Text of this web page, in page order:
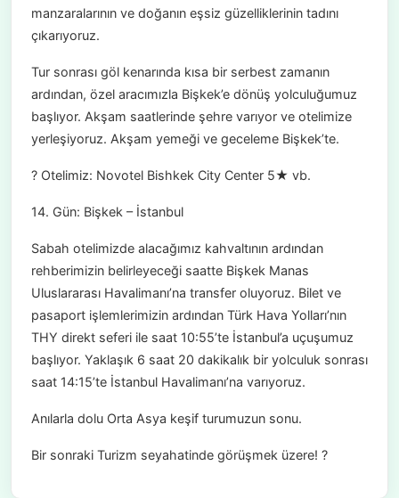
manzaralarının ve doğanın eşsiz güzelliklerinin tadını
çıkarıyoruz.
Tur sonrası göl kenarında kısa bir serbest zamanın
ardından, özel aracımızla Bişkek’e dönüş yolculuğumuz
başlıyor. Akşam saatlerinde şehre varıyor ve otelimize
yerleşiyoruz. Akşam yemeği ve geceleme Bişkek’te.
? Otelimiz: Novotel Bishkek City Center 5★ vb.
14. Gün: Bişkek – İstanbul
Sabah otelimizde alacağımız kahvaltının ardından
rehberimizin belirleyeceği saatte Bişkek Manas
Uluslararası Havalimanı’na transfer oluyoruz. Bilet ve
pasaport işlemlerimizin ardından Türk Hava Yolları’nın
THY direkt seferi ile saat 10:55’te İstanbul’a uçuşumuz
başlıyor. Yaklaşık 6 saat 20 dakikalık bir yolculuk sonrası
saat 14:15’te İstanbul Havalimanı’na varıyoruz.
Anılarla dolu Orta Asya keşif turumuzun sonu.
Bir sonraki Turizm seyahatinde görüşmek üzere! ?